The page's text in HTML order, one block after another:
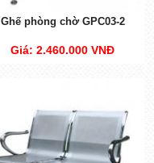
Ghế phòng chờ GPC03-2
Giá: 2.460.000 VNĐ